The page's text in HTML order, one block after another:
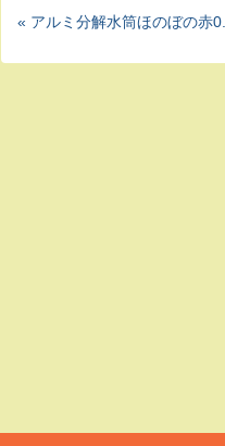
« アルミ分解水筒ほのぼの赤